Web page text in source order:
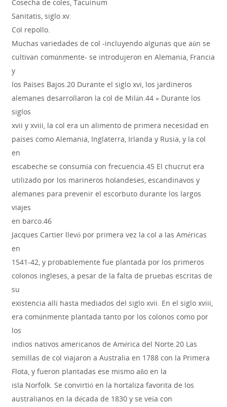
Cosecha de coles, Tacuinum
Sanitatis, siglo xv.
Col repollo.
Muchas variedades de col -incluyendo algunas que aún se
cultivan comúnmente- se introdujeron en Alemania, Francia
y
los Países Bajos.20 Durante el siglo xvi, los jardineros
alemanes desarrollaron la col de Milán.44 » Durante los
siglos
xvii y xviii, la col era un alimento de primera necesidad en
países como Alemania, Inglaterra, Irlanda y Rusia, y la col
en
escabeche se consumía con frecuencia.45 El chucrut era
utilizado por los marineros holandeses, escandinavos y
alemanes para prevenir el escorbuto durante los largos
viajes
en barco.46
Jacques Cartier llevó por primera vez la col a las Américas
en
1541-42, y probablemente fue plantada por los primeros
colonos ingleses, a pesar de la falta de pruebas escritas de
su
existencia allí hasta mediados del siglo xvii. En el siglo xviii,
era comúnmente plantada tanto por los colonos como por
los
indios nativos americanos de América del Norte.20 Las
semillas de col viajaron a Australia en 1788 con la Primera
Flota, y fueron plantadas ese mismo año en la
isla Norfolk. Se convirtió en la hortaliza favorita de los
australianos en la década de 1830 y se veía con